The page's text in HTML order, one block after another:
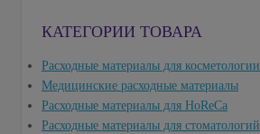
КАТЕГОРИИ ТОВАРА
Расходные материалы для косметологии
Медицинские расходные материалы
Расходные материалы для HoReCa
Расходные материалы для стоматологий